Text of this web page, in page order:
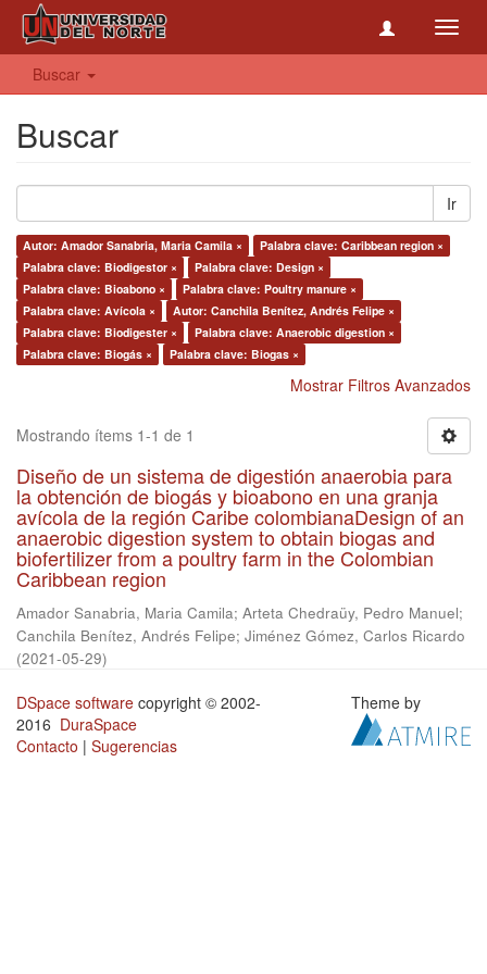
Buscar
Buscar
Ir
Autor: Amador Sanabria, Maria Camila ×
Palabra clave: Caribbean region ×
Palabra clave: Biodigestor ×
Palabra clave: Design ×
Palabra clave: Bioabono ×
Palabra clave: Poultry manure ×
Palabra clave: Avícola ×
Autor: Canchila Benítez, Andrés Felipe ×
Palabra clave: Biodigester ×
Palabra clave: Anaerobic digestion ×
Palabra clave: Biogás ×
Palabra clave: Biogas ×
Mostrar Filtros Avanzados
Mostrando ítems 1-1 de 1
Diseño de un sistema de digestión anaerobia para
la obtención de biogás y bioabono en una granja
avícola de la región Caribe colombianaDesign of an
anaerobic digestion system to obtain biogas and
biofertilizer from a poultry farm in the Colombian
Caribbean region
Amador Sanabria, Maria Camila; Arteta Chedraüy, Pedro Manuel;
Canchila Benítez, Andrés Felipe; Jiménez Gómez, Carlos Ricardo
(2021-05-29)
DSpace software copyright © 2002-
2016 DuraSpace
Contacto | Sugerencias
Theme by